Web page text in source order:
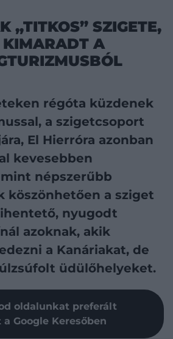
„TITKOS” SZIGETE,
A
régóta küzdenek
a szigetcsoport
El Hierróra azonban
kevesebben
népszerűbb
köszönhetően a sziget
nyugodt
azoknak, akik
a Kanáriakat, de
üdülőhelyeket.
oldalunkat preferált
Google Keresőben